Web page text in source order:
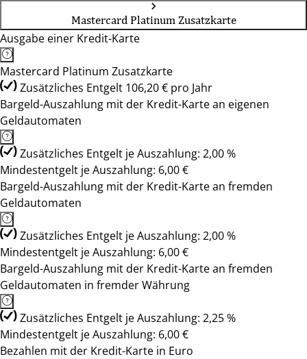
Mastercard Platinum Zusatzkarte
Ausgabe einer Kredit-Karte
Mastercard Platinum Zusatzkarte
Zusätzliches Entgelt 106,20 € pro Jahr
Bargeld-Auszahlung mit der Kredit-Karte an eigenen
Geldautomaten
Zusätzliches Entgelt je Auszahlung: 2,00 %
Mindestentgelt je Auszahlung: 6,00 €
Bargeld-Auszahlung mit der Kredit-Karte an fremden
Geldautomaten
Zusätzliches Entgelt je Auszahlung: 2,00 %
Mindestentgelt je Auszahlung: 6,00 €
Bargeld-Auszahlung mit der Kredit-Karte an fremden
Geldautomaten in fremder Währung
Zusätzliches Entgelt je Auszahlung: 2,25 %
Mindestentgelt je Auszahlung: 6,00 €
Bezahlen mit der Kredit-Karte in Euro